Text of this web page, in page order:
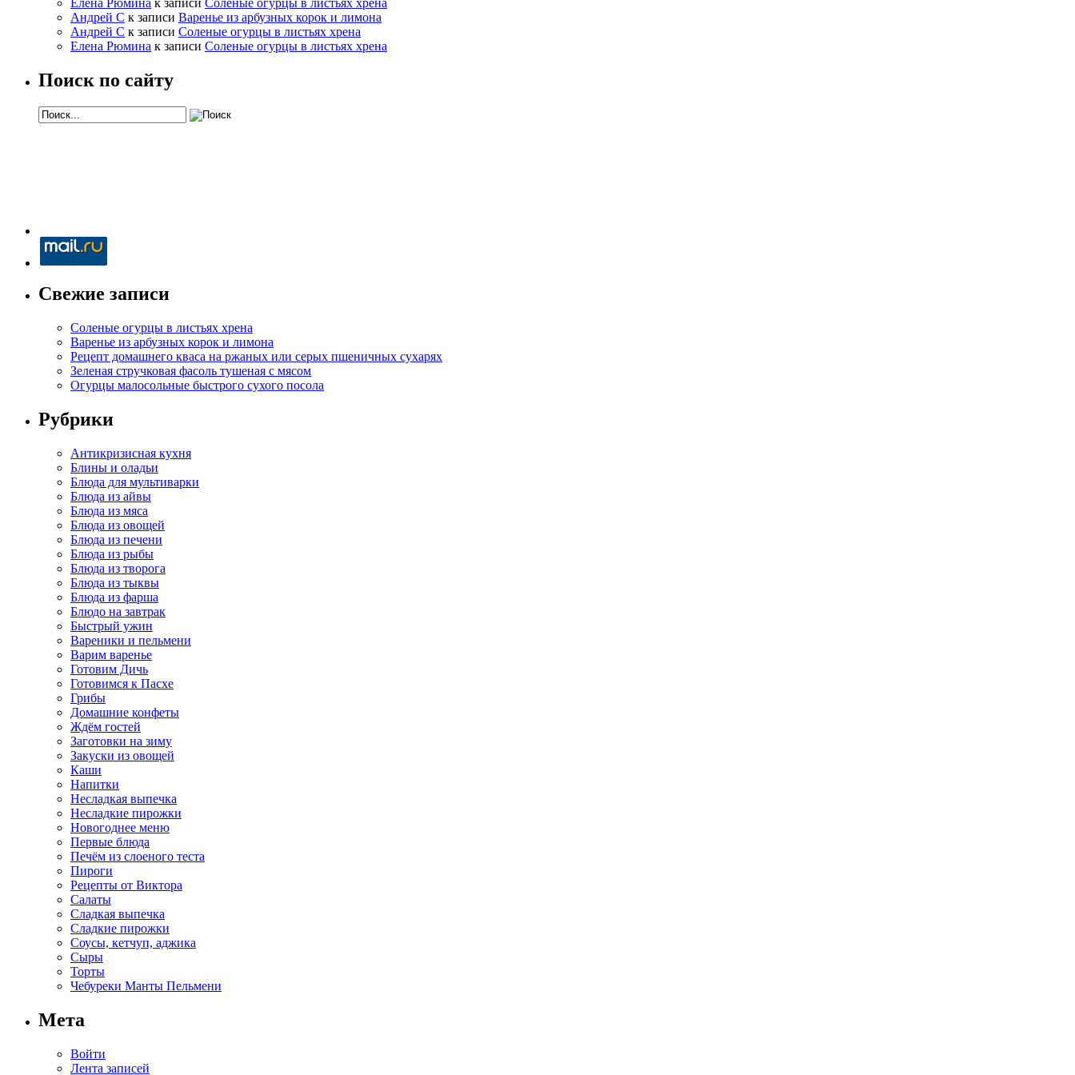
Андрей С к записи Варенье из арбузных корок и лимона
Андрей С к записи Соленые огурцы в листьях хрена
Елена Рюмина к записи Соленые огурцы в листьях хрена
Поиск по сайту
Свежие записи
Соленые огурцы в листьях хрена
Варенье из арбузных корок и лимона
Рецепт домашнего кваса на ржаных или серых пшеничных сухарях
Зеленая стручковая фасоль тушеная с мясом
Огурцы малосольные быстрого сухого посола
Рубрики
Антикризисная кухня
Блины и оладьи
Блюда для мультиварки
Блюда из айвы
Блюда из мяса
Блюда из овощей
Блюда из печени
Блюда из рыбы
Блюда из творога
Блюда из тыквы
Блюда из фарша
Блюдо на завтрак
Быстрый ужин
Вареники и пельмени
Варим варенье
Готовим Дичь
Готовимся к Пасхе
Грибы
Домашние конфеты
Ждём гостей
Заготовки на зиму
Закуски из овощей
Каши
Напитки
Несладкая выпечка
Несладкие пирожки
Новогоднее меню
Первые блюда
Печём из слоеного теста
Пироги
Рецепты от Виктора
Салаты
Сладкая выпечка
Сладкие пирожки
Соусы, кетчуп, аджика
Сыры
Торты
Чебуреки Манты Пельмени
Мета
Войти
Лента записей